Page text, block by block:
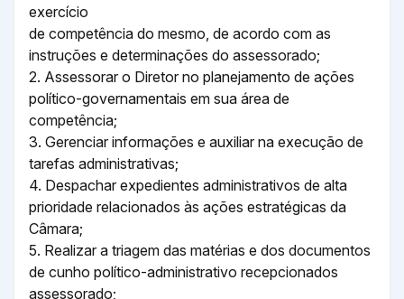
exercício
de competência do mesmo, de acordo com as
instruções e determinações do assessorado;
2. Assessorar o Diretor no planejamento de ações
político-governamentais em sua área de
competência;
3. Gerenciar informações e auxiliar na execução de
tarefas administrativas;
4. Despachar expedientes administrativos de alta
prioridade relacionados às ações estratégicas da
Câmara;
5. Realizar a triagem das matérias e dos documentos
de cunho político-administrativo recepcionados
assessorado;